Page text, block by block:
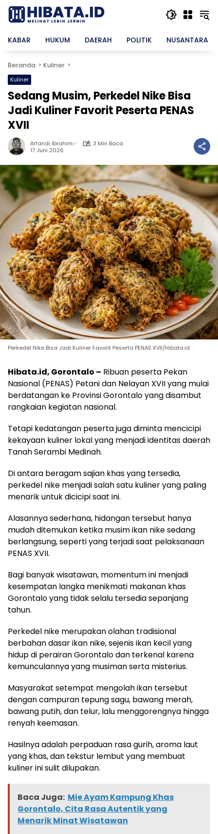
Langsung
konten
KABAR
HUKUM DAERAH POLITIK NUSANTARA
Beranda Kuliner
Kuliner
Sedang Musim, Perkedel Nike Bisa
Jadi Kuliner Favorit Peserta PENAS
XVII
Arfandi Ibrahim✅
3 Min Baca
17 Juni 2026
Perkedel Nike Bisa Jadi Kuliner Favorit Peserta PENAS XVII/Hibata.id
Hibata.id, Gorontalo – Ribuan peserta Pekan
Nasional (PENAS) Petani dan Nelayan XVII yang mulai
berdatangan ke Provinsi Gorontalo yang disambut
rangkaian kegiatan nasional.
Tetapi kedatangan peserta juga diminta mencicipi
kekayaan kuliner lokal yang menjadi identitas daerah
Tanah Serambi Medinah.
Di antara beragam sajian khas yang tersedia,
perkedel nike menjadi salah satu kuliner yang paling
menarik untuk dicicipi saat ini.
Alasannya sederhana, hidangan tersebut hanya
mudah ditemukan ketika musim ikan nike sedang
berlangsung, seperti yang terjadi saat pelaksanaan
PENAS XVII.
Bagi banyak wisatawan, momentum ini menjadi
kesempatan langka menikmati makanan khas
Gorontalo yang tidak selalu tersedia sepanjang
tahun.
Perkedel nike merupakan olahan tradisional
berbahan dasar ikan nike, sejenis ikan kecil yang
hidup di perairan Gorontalo dan terkenal karena
kemunculannya yang musiman serta misterius.
Masyarakat setempat mengolah ikan tersebut
dengan campuran tepung sagu, bawang merah,
bawang putih, dan telur, lalu menggorengnya hingga
renyah keemasan.
Hasilnya adalah perpaduan rasa gurih, aroma laut
yang khas, dan tekstur lembut yang membuat
kuliner ini sulit dilupakan.
Baca Juga: Mie Ayam Kampung Khas
Gorontalo, Cita Rasa Autentik yang
Menarik Minat Wisatawan